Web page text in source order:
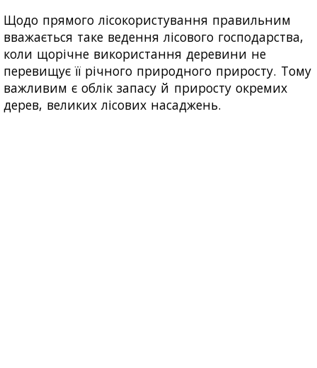
Щодо прямого лісокористування правильним
вважається таке ведення лісового господарства,
коли щорічне використання деревини не
перевищує її річного природного приросту. Тому
важливим є облік запасу й приросту окремих
дерев, великих лісових насаджень.